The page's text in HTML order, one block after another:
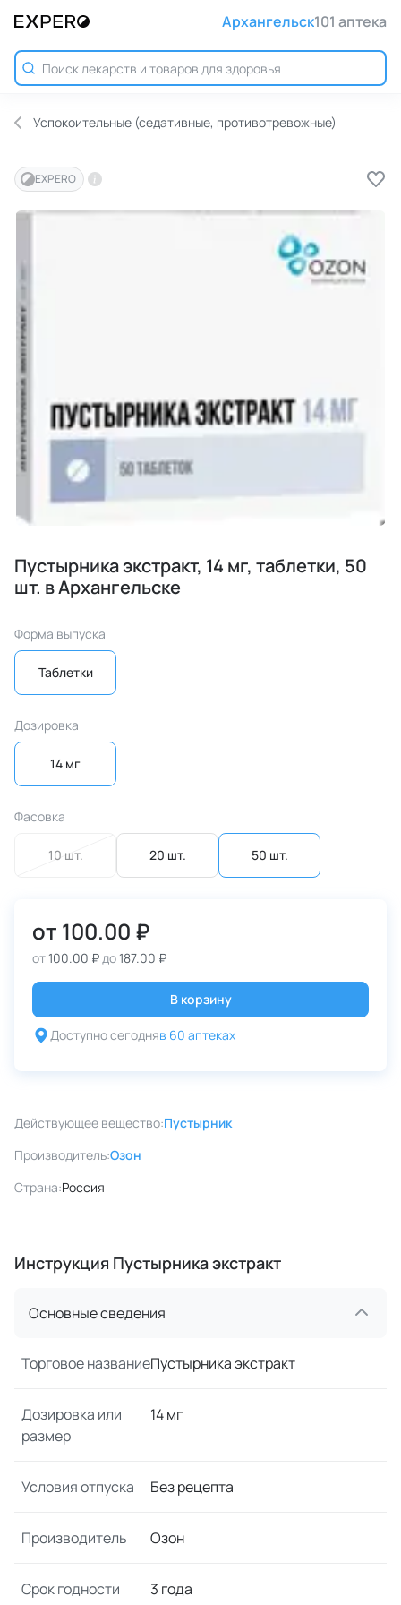
Архангельск101 аптека
Успокоительные (седативные, противотревожные)
EXPERO
Пустырника экстракт, 14 мг, таблетки, 50
шт. в Архангельске
Форма выпуска
Таблетки
Дозировка
14 мг
Фасовка
10 шт. 20 шт. 50 шт.
от 100.00 ₽
от100.00 ₽до187.00 ₽
В корзину
Доступно сегодняв 60 аптеках
Действующее вещество:Пустырник
Производитель:Озон
Страна:Россия
Инструкция Пустырника экстракт
Основные сведения
Торговое названиеПустырника экстракт
Дозировка или
размер
14 мг
Условия отпуска Без рецепта
Производитель Озон
Срок годности 3 года